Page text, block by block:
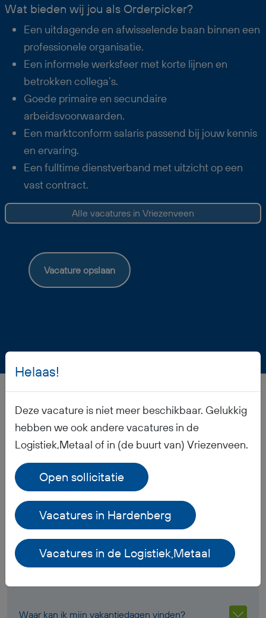
Wat bieden wij jou als Orderpicker?
Een uitdagende en afwisselende baan binnen een
professionele organisatie.
Een informele werksfeer met korte lijnen en
betrokken collega’s.
Goede primaire en secundaire
arbeidsvoorwaarden.
Een marktconform salaris passend bij jouw kennis
en ervaring.
Een fulltime dienstverband met uitzicht op een
vast contract.
Alle vacatures in Vriezenveen
Vacature opslaan
Veelgestelde vragen
Wanneer ontvang ik mijn salaris?
Ontvang ik werkkleding?
Welke documenten moet ik meenemen voor mijn
Waar kan ik mijn vakantiedagen vinden?
Helaas!
Deze vacature is niet meer beschikbaar. Gelukkig
hebben we ook andere vacatures in de
Logistiek,Metaal of in (de buurt van) Vriezenveen.
Open sollicitatie
Vacatures in Hardenberg
Vacatures in de Logistiek,Metaal